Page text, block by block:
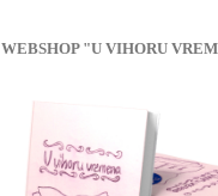
WEBSHOP "U VIHORU